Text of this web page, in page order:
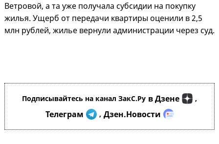
Ветровой, а та уже получала субсидии на покупку
жилья. Ущерб от передачи квартиры оценили в 2,5
млн рублей, жилье вернули администрации через суд.
Подписывайтесь на канал ЗакС.Ру в Дзене ,
Телеграм , Дзен.Новости